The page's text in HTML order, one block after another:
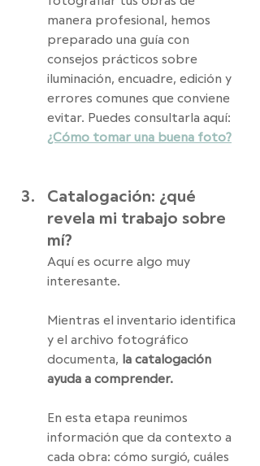
manera profesional, hemos
preparado una guía con
consejos prácticos sobre
iluminación, encuadre, edición y
errores comunes que conviene
evitar. Puedes consultarla aquí:
¿Cómo tomar una buena foto?
Catalogación: ¿qué
revela mi trabajo sobre
mí?
Aquí es ocurre algo muy
interesante.
Mientras el inventario identifica
y el archivo fotográfico
documenta, la catalogación
ayuda a comprender.
En esta etapa reunimos
información que da contexto a
cada obra: cómo surgió, cuáles